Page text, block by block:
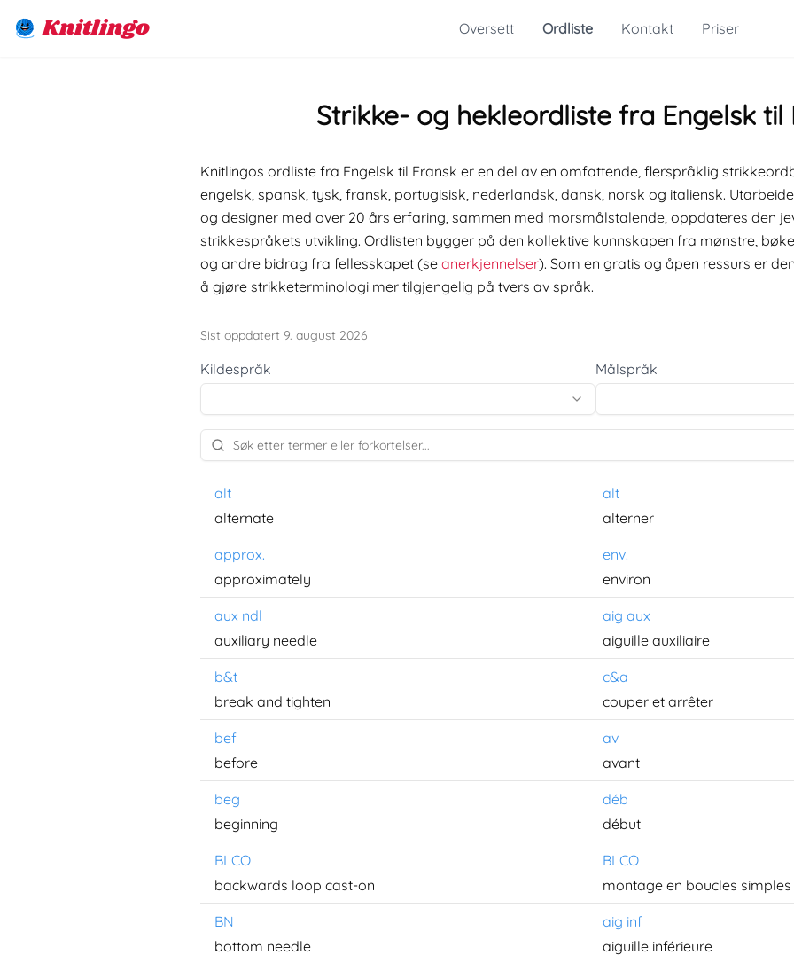
Knitlingo Oversett Ordliste Kontakt Priser
Strikke- og hekleordliste fra Engelsk til
Knitlingos ordliste fra Engelsk til Fransk er en del av en omfattende, flerspråklig
engelsk, spansk, tysk, fransk, portugisisk, nederlandsk, dansk, norsk og italiensk.
og designer med over 20 års erfaring, sammen med morsmålstalende, oppdateres den
strikkespråkets utvikling. Ordlisten bygger på den kollektive kunnskapen fra mønstre,
og andre bidrag fra fellesskapet (se anerkjennelser). Som en gratis og åpen ressurs er
å gjøre strikketerminologi mer tilgjengelig på tvers av språk.
Sist oppdatert 9. august 2026
Kildespråk Målspråk
alt
alt
alternate
alterner
approx.
env.
approximately
environ
aux ndl
aig aux
auxiliary needle
aiguille auxiliaire
b&t
c&a
break and tighten
couper et arrêter
bef
av
before
avant
beg
déb
beginning
début
BLCO
BLCO
backwards loop cast-on
montage en boucles simples
BN
aig inf
bottom needle
aiguille inférieure